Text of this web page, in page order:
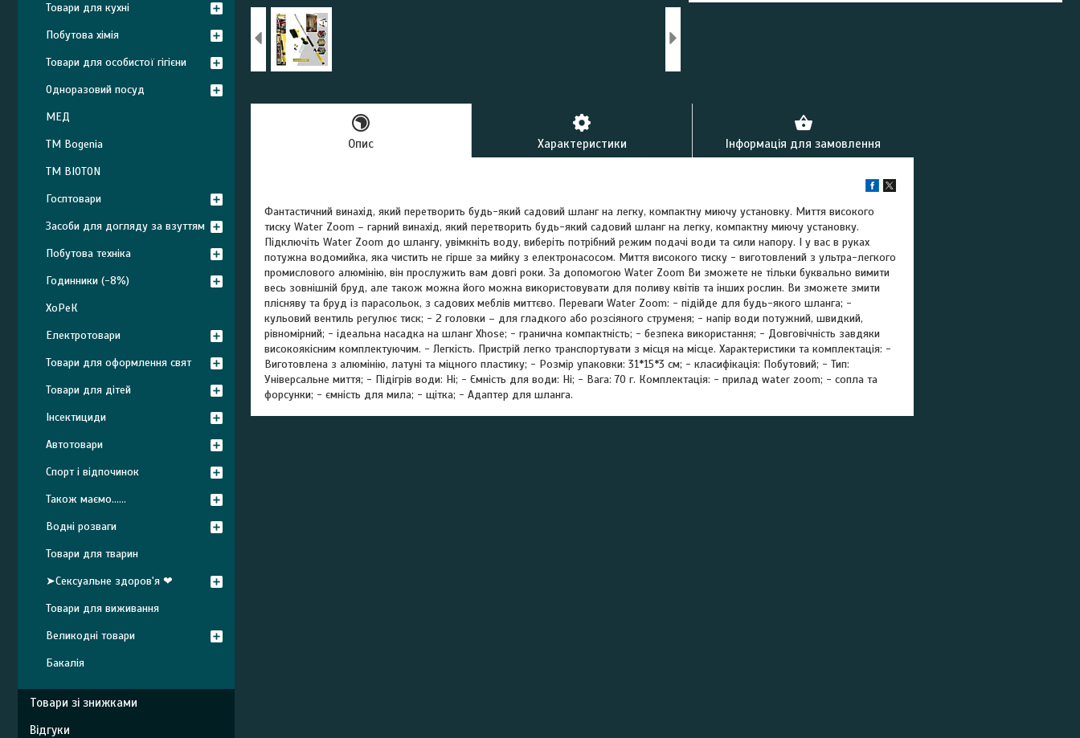
Опис Характеристики Інформація для замовлення
Фантастичний винахід, який перетворить будь-який садовий шланг на легку, компактну миючу установку. Миття високого
тиску Water Zoom – гарний винахід, який перетворить будь-який садовий шланг на легку, компактну миючу установку.
Підключіть Water Zoom до шлангу, увімкніть воду, виберіть потрібний режим подачі води та сили напору. І у вас в руках
потужна водомийка, яка чистить не гірше за мийку з електронасосом. Миття високого тиску - виготовлений з ультра-легкого
промислового алюмінію, він прослужить вам довгі роки. За допомогою Water Zoom Ви зможете не тільки буквально вимити
весь зовнішній бруд, але також можна його можна використовувати для поливу квітів та інших рослин. Ви зможете змити
плісняву та бруд із парасольок, з садових меблів миттєво. Переваги Water Zoom: - підійде для будь-якого шланга; -
кульовий вентиль регулює тиск; - 2 головки – для гладкого або розсіяного струменя; - напір води потужний, швидкий,
рівномірний; - ідеальна насадка на шланг Xhose; - гранична компактність; - безпека використання; - Довговічність завдяки
високоякісним комплектуючим. - Легкість. Пристрій легко транспортувати з місця на місце. Характеристики та комплектація: -
Виготовлена з алюмінію, латуні та міцного пластику; - Розмір упаковки: 31*15*3 см; - класифікація: Побутовий; - Тип:
Універсальне миття; - Підігрів води: Ні; - Ємність для води: Ні; - Вага: 70 г. Комплектація: - прилад water zoom; - сопла та
форсунки; - ємність для мила; - щітка; - Адаптер для шланга.
Товари для кухні
Побутова хімія
Товари для особистої гігієни
Одноразовий посуд
МЕД
ТМ Bogenia
ТМ BIOTON
Госптовари
Засоби для догляду за взуттям
Побутова техніка
Годинники (-8%)
ХоРеК
Електротовари
Товари для оформлення свят
Товари для дітей
Інсектициди
Автотовари
Спорт і відпочинок
Також маємо......
Водні розваги
Товари для тварин
➤Сексуальне здоров'я ❤
Товари для виживання
Великодні товари
Бакалія
Товари зі знижками
Відгуки